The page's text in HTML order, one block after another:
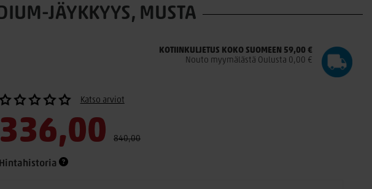
JÄYKKYYS, MUSTA
KOTIINKULJETUS KOKO SUOMEEN 59,00 €
Nouto myymälästä Oulusta 0,00 €
Katso arviot
336,00 840,00
Hintahistoria